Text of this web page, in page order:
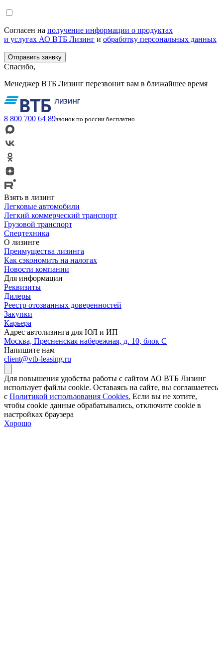
Согласен на получение информации о продуктах
и услугах АО ВТБ Лизинг и обработку персональных данных
Спасибо,
Менеджер ВТБ Лизинг перезвонит вам в ближайшее время
8 800 700 64 89звонок по россии бесплатно
Взять в лизинг
Легковые автомобили
Легкий коммерческий транспорт
Грузовой транспорт
Спецтехника
О лизинге
Преимущества лизинга
Как сэкономить на налогах
Новости компании
Для информации
Реквизиты
Дилеры
Реестр отозванных доверенностей
Закупки
Карьера
Адрес автолизинга для ЮЛ и ИП
Москва, Пресненская набережная, д. 10, блок С
Напишите нам
client@vtb-leasing.ru
Для повышения удобства работы с сайтом АО ВТБ Лизинг
использует файлы cookie. Оставаясь на сайте, вы соглашаетесь
с Политикой использования Cookies. Если вы не хотите,
чтобы сookie данные обрабатывались, отключите cookie в
настройках браузера
Хорошо